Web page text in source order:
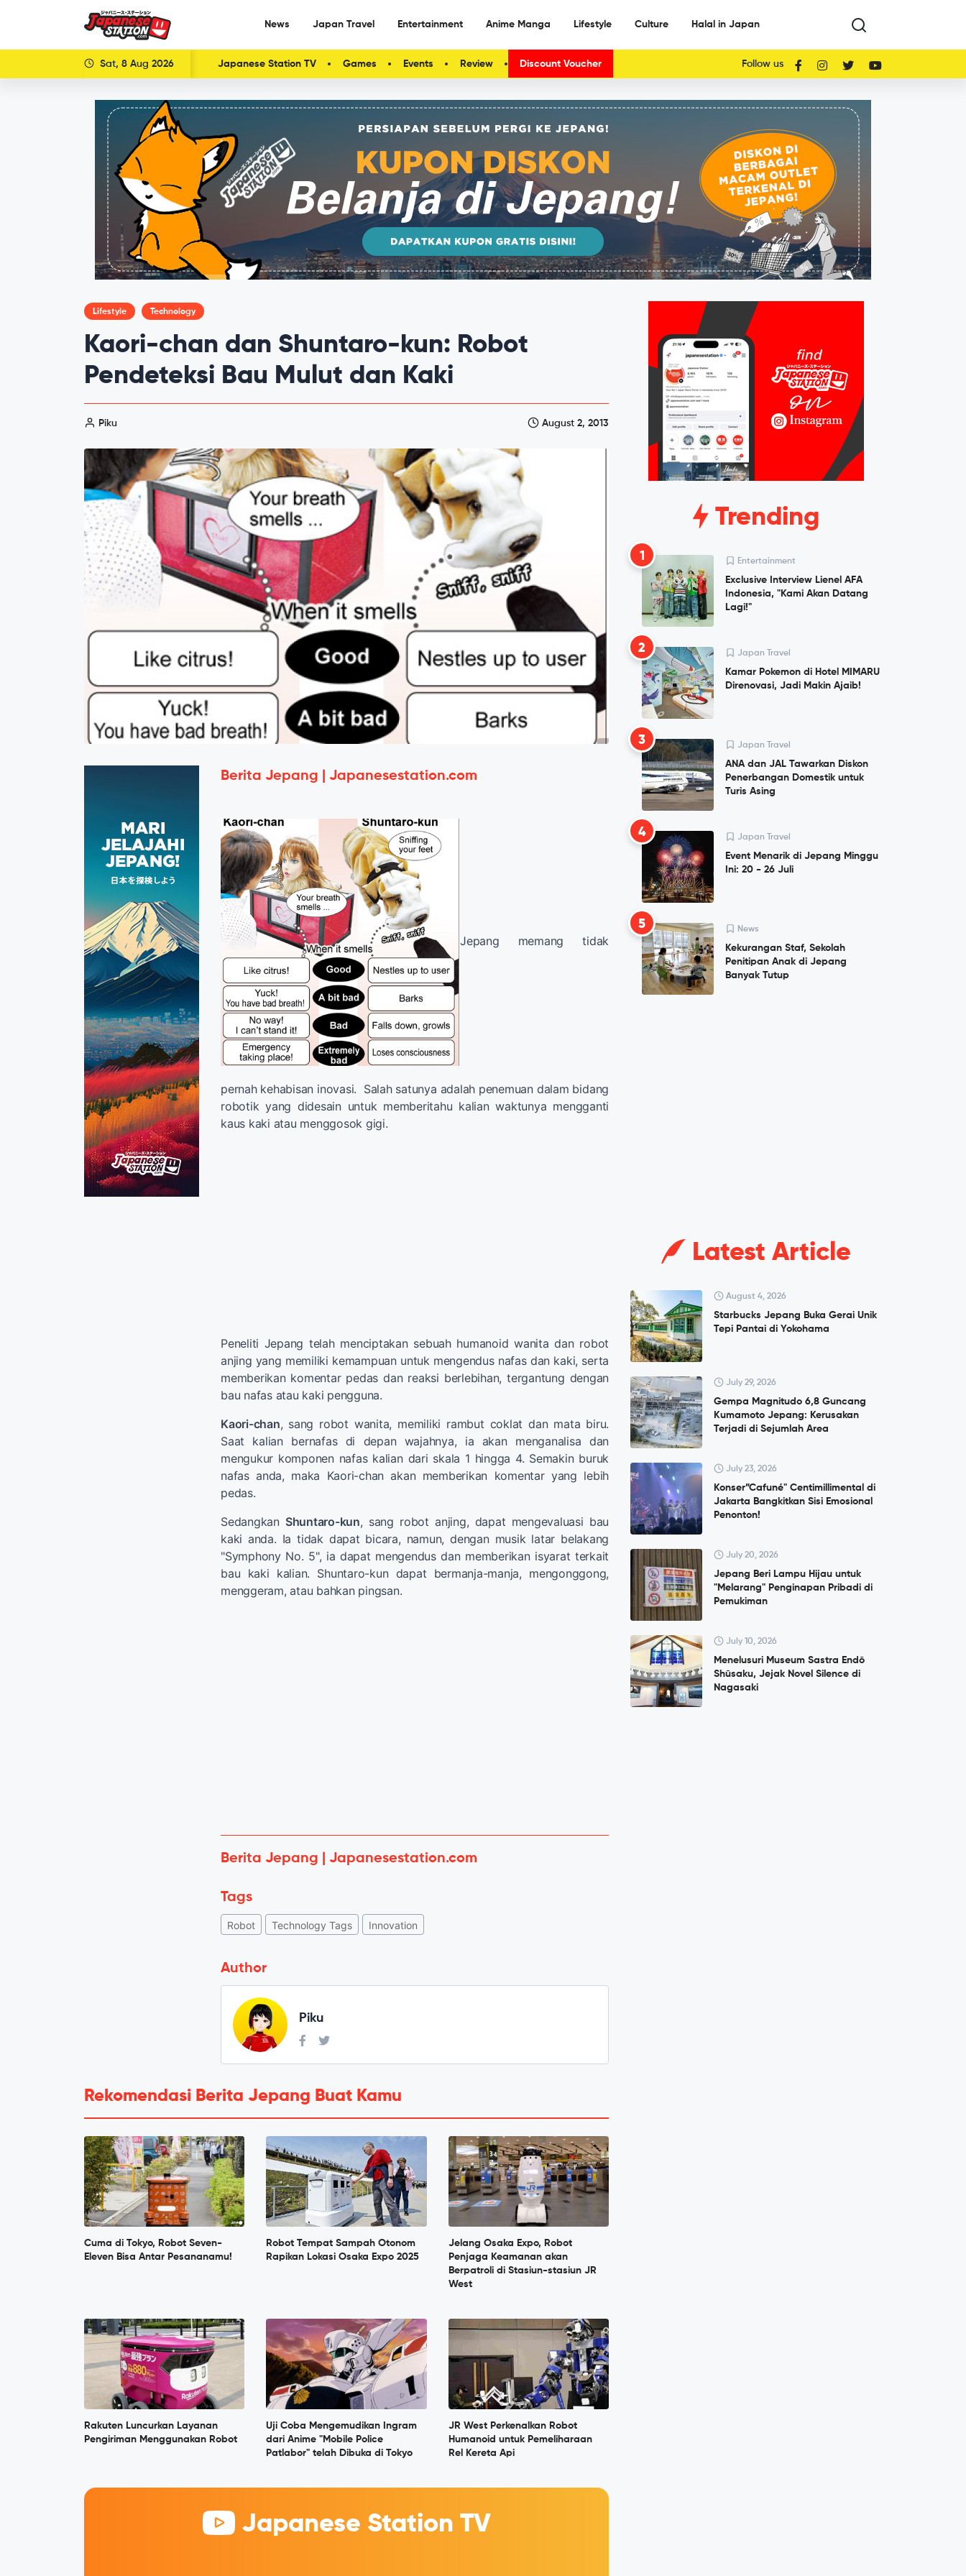
News Japan Travel Entertainment Anime Manga Lifestyle Culture Halal in Japan
Sat, 8 Aug 2026 Japanese Station TV Games Events Review Discount Voucher Follow us
Lifestyle Technology
Kaori-chan dan Shuntaro-kun: Robot
Pendeteksi Bau Mulut dan Kaki
Piku August 2, 2013
Berita Jepang | Japanesestation.com
Jepang memang tidak
pernah kehabisan inovasi. Salah satunya adalah penemuan dalam bidang
robotik yang didesain untuk memberitahu kalian waktunya mengganti
kaus kaki atau menggosok gigi.
Peneliti Jepang telah menciptakan sebuah humanoid wanita dan robot
anjing yang memiliki kemampuan untuk mengendus nafas dan kaki, serta
memberikan komentar pedas dan reaksi berlebihan, tergantung dengan
bau nafas atau kaki pengguna.
Kaori-chan, sang robot wanita, memiliki rambut coklat dan mata biru.
Saat kalian bernafas di depan wajahnya, ia akan menganalisa dan
mengukur komponen nafas kalian dari skala 1 hingga 4. Semakin buruk
nafas anda, maka Kaori-chan akan memberikan komentar yang lebih
pedas.
Sedangkan Shuntaro-kun, sang robot anjing, dapat mengevaluasi bau
kaki anda. Ia tidak dapat bicara, namun, dengan musik latar belakang
"Symphony No. 5", ia dapat mengendus dan memberikan isyarat terkait
bau kaki kalian. Shuntaro-kun dapat bermanja-manja, mengonggong,
menggeram, atau bahkan pingsan.
Berita Jepang | Japanesestation.com
Tags
Robot Technology Tags Innovation
Author
Piku
Rekomendasi Berita Jepang Buat Kamu
Cuma di Tokyo, Robot Seven-
Eleven Bisa Antar Pesananamu!
Robot Tempat Sampah Otonom
Rapikan Lokasi Osaka Expo 2025
Jelang Osaka Expo, Robot
Penjaga Keamanan akan
Berpatroli di Stasiun-stasiun JR
West
Rakuten Luncurkan Layanan
Pengiriman Menggunakan Robot
Uji Coba Mengemudikan Ingram
dari Anime "Mobile Police
Patlabor" telah Dibuka di Tokyo
JR West Perkenalkan Robot
Humanoid untuk Pemeliharaan
Rel Kereta Api
Japanese Station TV
Trending
1 Entertainment
Exclusive Interview Lienel AFA
Indonesia, "Kami Akan Datang
Lagi!"
2 Japan Travel
Kamar Pokemon di Hotel MIMARU
Direnovasi, Jadi Makin Ajaib!
3 Japan Travel
ANA dan JAL Tawarkan Diskon
Penerbangan Domestik untuk
Turis Asing
4 Japan Travel
Event Menarik di Jepang Minggu
Ini: 20 - 26 Juli
5 News
Kekurangan Staf, Sekolah
Penitipan Anak di Jepang
Banyak Tutup
Latest Article
August 4, 2026
Starbucks Jepang Buka Gerai Unik
Tepi Pantai di Yokohama
July 29, 2026
Gempa Magnitudo 6,8 Guncang
Kumamoto Jepang: Kerusakan
Terjadi di Sejumlah Area
July 23, 2026
Konser”Cafuné" Centimillimental di
Jakarta Bangkitkan Sisi Emosional
Penonton!
July 20, 2026
Jepang Beri Lampu Hijau untuk
"Melarang" Penginapan Pribadi di
Pemukiman
July 10, 2026
Menelusuri Museum Sastra Endō
Shūsaku, Jejak Novel Silence di
Nagasaki